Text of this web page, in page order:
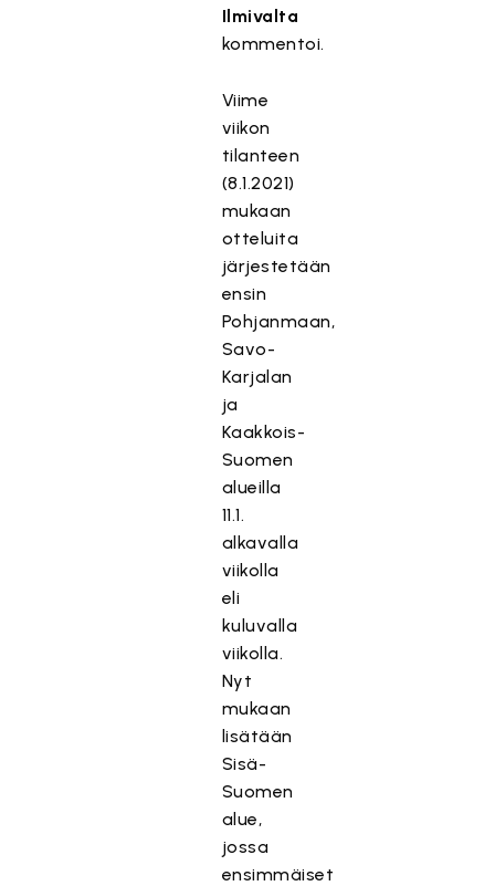
Ilmivalta
kommentoi.
Viime
viikon
tilanteen
(8.1.2021)
mukaan
otteluita
järjestetään
ensin
Pohjanmaan,
Savo-
Karjalan
ja
Kaakkois-
Suomen
alueilla
11.1.
alkavalla
viikolla
eli
kuluvalla
viikolla.
Nyt
mukaan
lisätään
Sisä-
Suomen
alue,
jossa
ensimmäiset